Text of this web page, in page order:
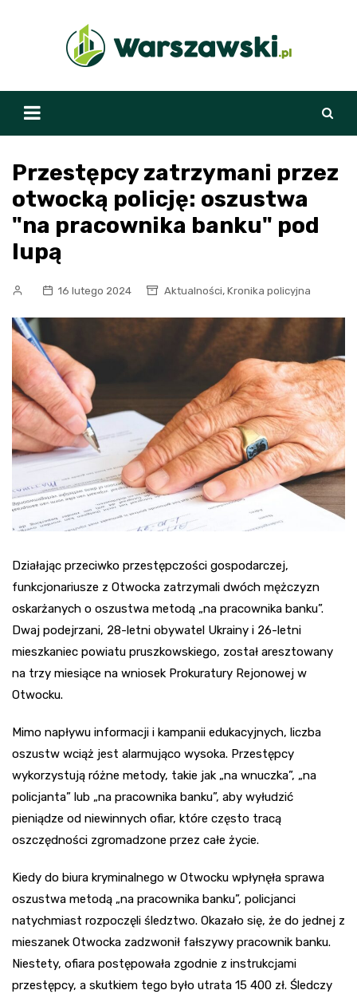
Przestępcy zatrzymani przez
otwocką policję: oszustwa
"na pracownika banku" pod
lupą
16 lutego 2024 Aktualności, Kronika policyjna
Działając przeciwko przestępczości gospodarczej,
funkcjonariusze z Otwocka zatrzymali dwóch mężczyzn
oskarżanych o oszustwa metodą „na pracownika banku”.
Dwaj podejrzani, 28-letni obywatel Ukrainy i 26-letni
mieszkaniec powiatu pruszkowskiego, został aresztowany
na trzy miesiące na wniosek Prokuratury Rejonowej w
Otwocku.
Mimo napływu informacji i kampanii edukacyjnych, liczba
oszustw wciąż jest alarmująco wysoka. Przestępcy
wykorzystują różne metody, takie jak „na wnuczka”, „na
policjanta” lub „na pracownika banku”, aby wyłudzić
pieniądze od niewinnych ofiar, które często tracą
oszczędności zgromadzone przez całe życie.
Kiedy do biura kryminalnego w Otwocku wpłynęła sprawa
oszustwa metodą „na pracownika banku”, policjanci
natychmiast rozpoczęli śledztwo. Okazało się, że do jednej z
mieszanek Otwocka zadzwonił fałszywy pracownik banku.
Niestety, ofiara postępowała zgodnie z instrukcjami
przestępcy, a skutkiem tego było utrata 15 400 zł. Śledczy